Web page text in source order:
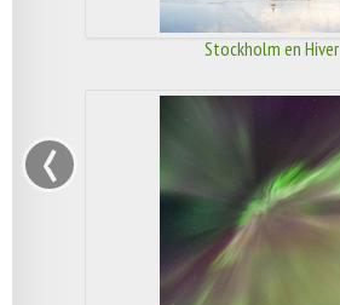
Stockholm en Hiver
‹